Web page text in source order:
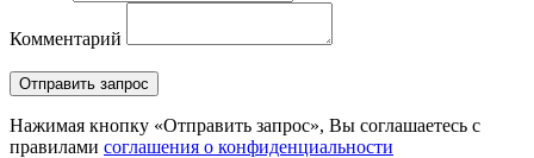
Комментарий
Нажимая кнопку «Отправить запрос», Вы соглашаетесь c
правилами соглашения о конфиденциальности